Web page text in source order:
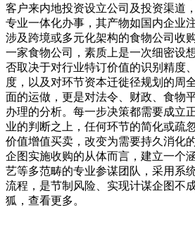
客户来内地投资设立公司及投资渠道
专业一体化办事，其产物如国内企业
涉及跨境或多元化架构的食物公司收
一家食物公司，素质上是一次细密设
否取决于对行业特订价值的识别精度
度，以及对环节资本迁徙径规划的周
面的运做，更是对法令、财政、食物
办理的分析。每一步决策都需要成立
业的判断之上，任何环节的简化或疏
价值增值买卖，改变为需要持久消化
企图实施收购的从体而言，建立一个
艺等多范畴的专业参谋团队，采用系
流程，是节制风险、实现计谋企图不
狐，查看更多。